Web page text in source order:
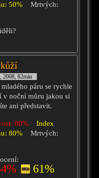
50%
Mrtvých:
2008, 82min
páru se rychle
v noční můru jakou si
ani představit.
80%
Index
80%
Mrtvých:
61%